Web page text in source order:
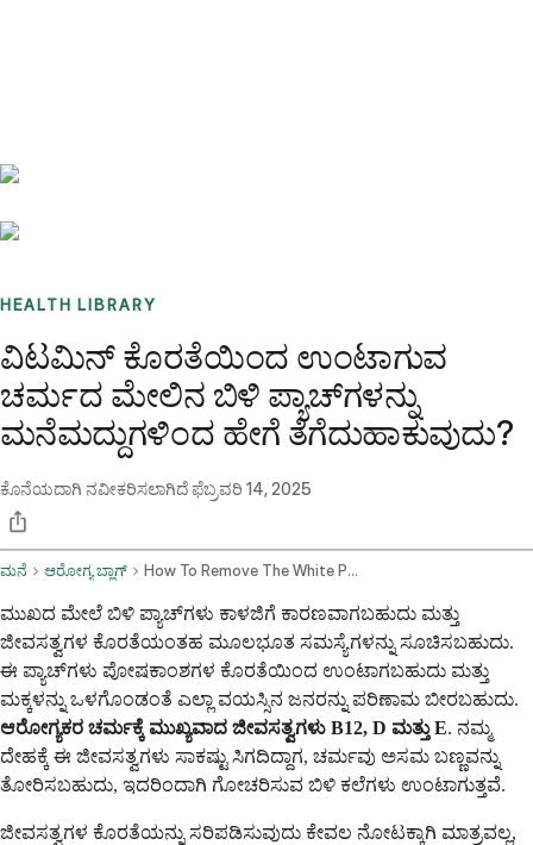
HEALTH LIBRARY
ವಿಟಮಿನ್ ಕೊರತೆಯಿಂದ ಉಂಟಾಗುವ
ಚರ್ಮದ ಮೇಲಿನ ಬಿಳಿ ಪ್ಯಾಚ್‌ಗಳನ್ನು
ಮನೆಮದ್ದುಗಳಿಂದ ಹೇಗೆ ತೆಗೆದುಹಾಕುವುದು?
ಕೊನೆಯದಾಗಿ ನವೀಕರಿಸಲಾಗಿದೆಫೆಬ್ರವರಿ 14, 2025
ಮನೆ ಆರೋಗ್ಯ ಬ್ಲಾಗ್ How To Remove The White Patches On The Skin By Home Remedies Caused By Vitamin Deficiency
ಮುಖದ ಮೇಲೆ ಬಿಳಿ ಪ್ಯಾಚ್‌ಗಳು ಕಾಳಜಿಗೆ ಕಾರಣವಾಗಬಹುದು ಮತ್ತು
ಜೀವಸತ್ವಗಳ ಕೊರತೆಯಂತಹ ಮೂಲಭೂತ ಸಮಸ್ಯೆಗಳನ್ನು ಸೂಚಿಸಬಹುದು.
ಈ ಪ್ಯಾಚ್‌ಗಳು ಪೋಷಕಾಂಶಗಳ ಕೊರತೆಯಿಂದ ಉಂಟಾಗಬಹುದು ಮತ್ತು
ಮಕ್ಕಳನ್ನು ಒಳಗೊಂಡಂತೆ ಎಲ್ಲಾ ವಯಸ್ಸಿನ ಜನರನ್ನು ಪರಿಣಾಮ ಬೀರಬಹುದು.
ಆರೋಗ್ಯಕರ ಚರ್ಮಕ್ಕೆ ಮುಖ್ಯವಾದ ಜೀವಸತ್ವಗಳು B12, D ಮತ್ತು E. ನಮ್ಮ
ದೇಹಕ್ಕೆ ಈ ಜೀವಸತ್ವಗಳು ಸಾಕಷ್ಟು ಸಿಗದಿದ್ದಾಗ, ಚರ್ಮವು ಅಸಮ ಬಣ್ಣವನ್ನು
ತೋರಿಸಬಹುದು, ಇದರಿಂದಾಗಿ ಗೋಚರಿಸುವ ಬಿಳಿ ಕಲೆಗಳು ಉಂಟಾಗುತ್ತವೆ.
ಜೀವಸತ್ವಗಳ ಕೊರತೆಯನ್ನು ಸರಿಪಡಿಸುವುದು ಕೇವಲ ನೋಟಕ್ಕಾಗಿ ಮಾತ್ರವಲ್ಲ,